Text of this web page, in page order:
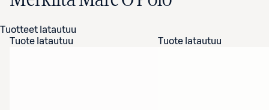
Tuotteet latautuu
Tuote latautuu
Tuote latautuu